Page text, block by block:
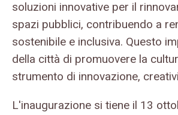
soluzioni innovative per il
spazi pubblici, contribuendo a
sostenibile e inclusiva. Questo
della città di promuovere la
strumento di innovazione,
L'inaugurazione si tiene il 13